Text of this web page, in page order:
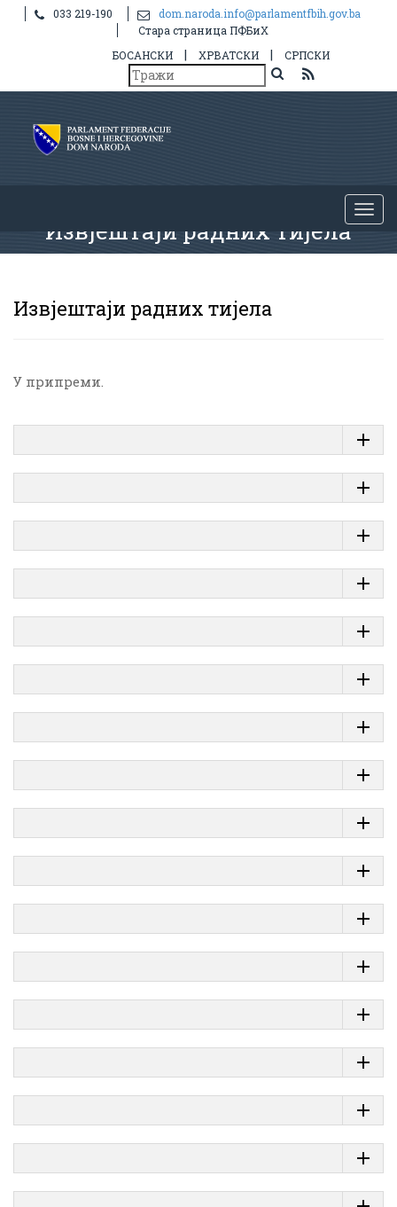
033 219-190
dom.naroda.info@parlamentfbih.gov.ba
Стара страница ПФБиХ
БОСАНСКИ
| ХРВАТСКИ | СРПСКИ
Извјештаји радних тијела
Извјештаји радних тијела
У припреми.